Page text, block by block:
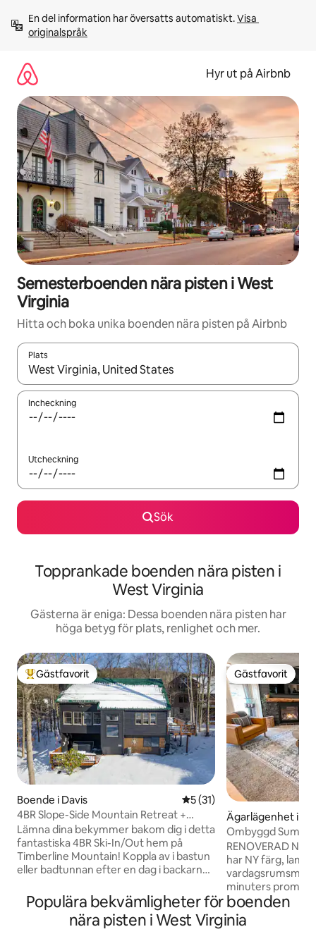
innehåll
En del information har översatts automatiskt. Visa
originalspråk
Hyr ut på Airbnb
Semesterboenden nära pisten i West
Virginia
Hitta och boka unika boenden nära pisten på Airbnb
Plats
När resultaten är tillgängliga kan du navigera med upp- och
Incheckning
Utcheckning
Sök
Topprankade boenden nära pisten i
West Virginia
Gästerna är eniga: Dessa boenden nära pisten har
höga betyg för plats, renlighet och mer.
Populär gästfavorit
Gästfavorit
Boende i Davis 5 av 5 i genomsnittligt
5 (31)
4BR Slope-Side Mountain Retreat +
bubbelpool och bastu
Lämna dina bekymmer bakom dig i detta
fantastiska 4BR Ski-In/Out hem på
Timberline Mountain! Koppla av i bastun
eller badtunnan efter en dag i backarna,
boende har nyligen renoverats och har
ett öppet vardagsrum, matplats,
gourmetkök, luftkonditionering,
Gästfavorit
Gästfavorit
Ägarlägenhet i
Ombyggd
Modern & Cozy
RENOVERAD
har NY färg,
minuters
sovrum, 2
bäddsoffa. Det
queen-säng med
Populära bekvämligheter för boenden
nära pisten i West Virginia